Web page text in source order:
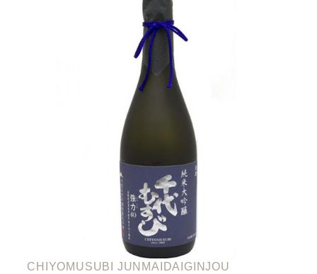
CHIYOMUSUBI JUNMAIDAIGINJOU